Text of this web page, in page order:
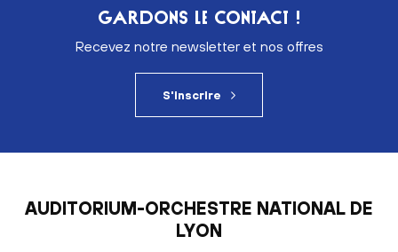
GARDONS LE CONTACT !
Recevez notre newsletter et nos offres
S'inscrire
AUDITORIUM-ORCHESTRE NATIONAL DE
LYON